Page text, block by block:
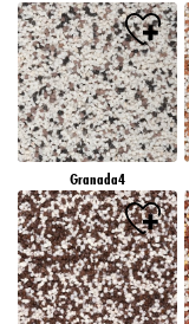
Granada4